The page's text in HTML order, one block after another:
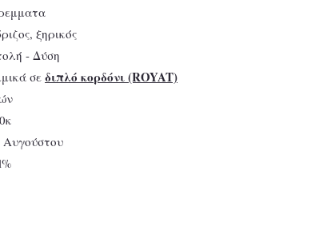
ξηρικός
- Δύση
σε διπλό κορδόνι (ROYAT)
Αυγούστου